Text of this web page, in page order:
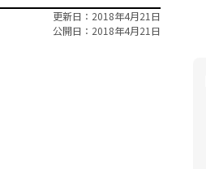
更新日
2018年4月21日
公開日
2018年4月21日